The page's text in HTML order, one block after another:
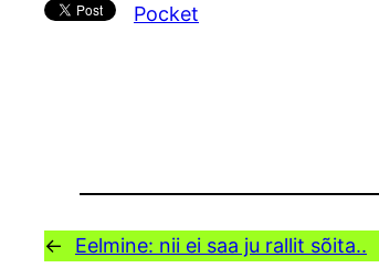
Pocket
← Eelmine: nii ei saa ju rallit sõita..